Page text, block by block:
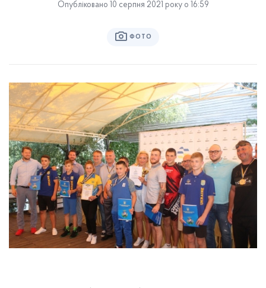
Опубліковано 10 серпня 2021 року о 16:59
ФОТО